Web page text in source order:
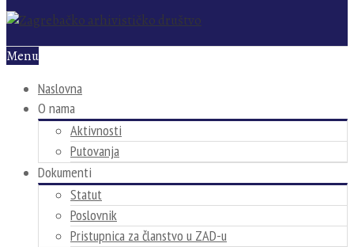
Menu
Naslovna
O nama
Aktivnosti
Putovanja
Dokumenti
Statut
Poslovnik
Pristupnica za članstvo u ZAD-u